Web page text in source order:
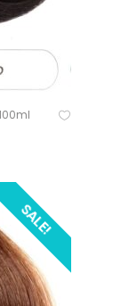
SALE!